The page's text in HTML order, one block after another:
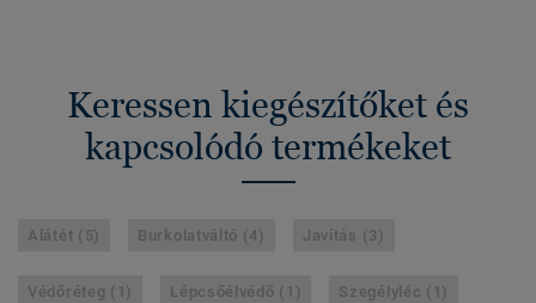
Keressen kiegészítőket és
kapcsolódó termékeket
Alátét (5) Burkolatváltó (4) Javítás (3)
Védőréteg (1) Lépcsőélvédő (1) Szegélyléc (1)